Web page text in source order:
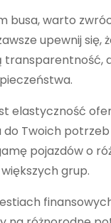
busa, warto
zawsze upewnij
transparentność,
elastyczność
Twoich
pojazdów o
grup.